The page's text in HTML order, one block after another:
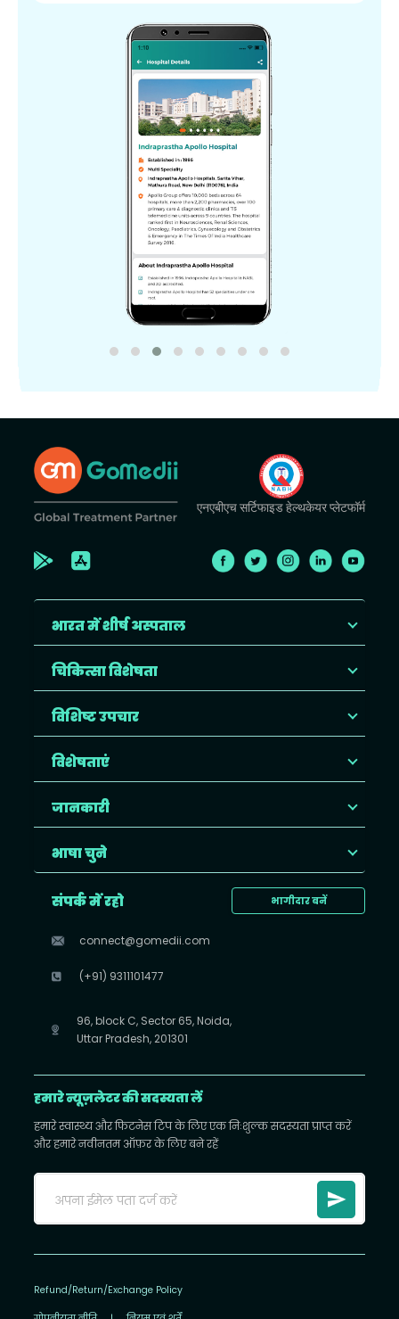
एनएबीएच सर्टिफाइड हेल्थकेयर प्लेटफॉर्म
भारत में शीर्ष अस्पताल
चिकित्सा विशेषता
विशिष्ट उपचार
विशेषताएं
जानकारी
भाषा चुने
भागीदार बनें
संपर्क में रहो
connect@gomedii.com
(+91) 9311101477
96, block C, Sector 65, Noida,
Uttar Pradesh, 201301
हमारे न्यूज़लेटर की सदस्यता लें
हमारे स्वास्थ्य और फिटनेस टिप के लिए एक निःशुल्क सदस्यता प्राप्त करें
और हमारे नवीनतम ऑफ़र के लिए बने रहें
Refund/Return/Exchange Policy